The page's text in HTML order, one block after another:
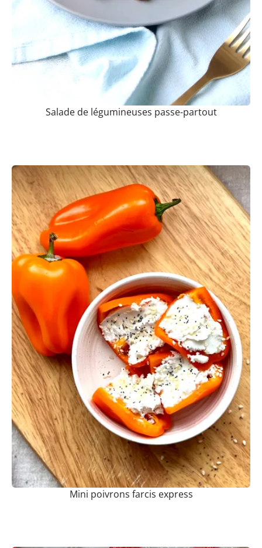
Salade de légumineuses passe-partout
Mini poivrons farcis express